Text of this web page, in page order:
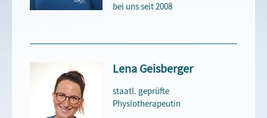
bei uns seit 2008
Lena Geisberger
staatl. geprüfte
Physiotherapeutin